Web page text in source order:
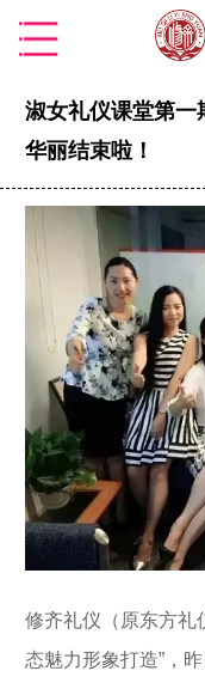
淑女礼仪课堂第一
华丽结束啦！
修齐礼仪（原东方礼
态魅力形象打造”，